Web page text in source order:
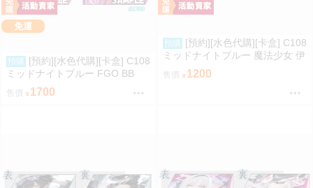
免運
預購
[預約][水色代購][卡盒] C108
ミッドナイトブルー FGO BB
1700
預購
[預約][水色代購][卡盒] C108
ミッドナイトブルー 魔法少女 伊
售價 1200